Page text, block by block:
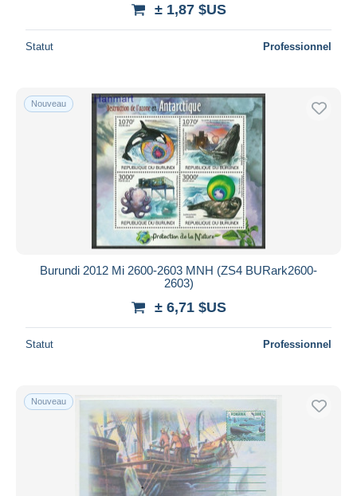
± 1,87 $US
Statut Professionnel
Nouveau
Burundi 2012 Mi 2600-2603 MNH (ZS4 BURark2600-
2603)
± 6,71 $US
Statut Professionnel
Nouveau